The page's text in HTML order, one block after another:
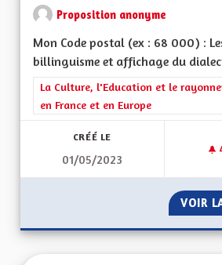
Proposition anonyme
Mon Code postal (ex : 68 000) :
billinguisme et affichage du
Filtrer les résultats de la catégorie :
La Culture, l'Education et le
en France et en Europe
CRÉÉ LE
01/05/2023
VOIR